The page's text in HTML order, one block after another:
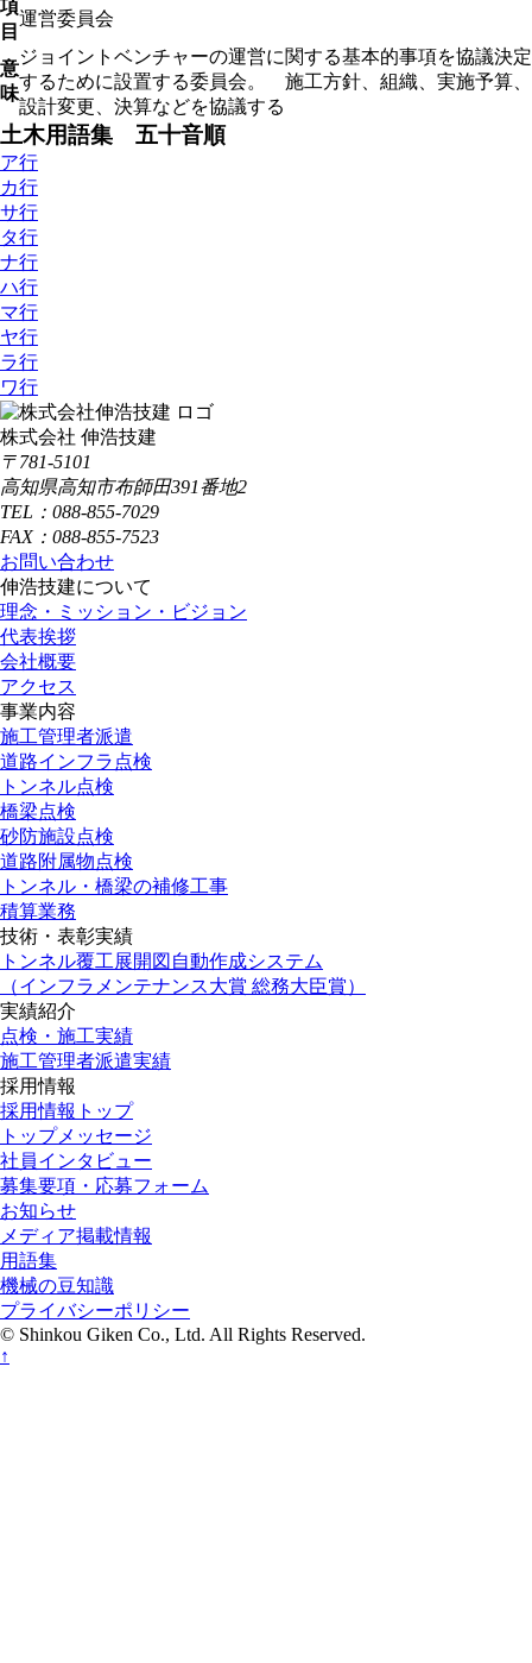
項
目
運営委員会
意
味
ジョイントベンチャーの運営に関する基本的事項を協議決定
するために設置する委員会。 施工方針、組織、実施予算、
設計変更、決算などを協議する
土木用語集 五十音順
ア行
カ行
サ行
タ行
ナ行
ハ行
マ行
ヤ行
ラ行
ワ行
株式会社 伸浩技建
〒781-5101
高知県高知市布師田391番地2
TEL：088-855-7029
FAX：088-855-7523
お問い合わせ
伸浩技建について
理念・ミッション・ビジョン
代表挨拶
会社概要
アクセス
事業内容
施工管理者派遣
道路インフラ点検
トンネル点検
橋梁点検
砂防施設点検
道路附属物点検
トンネル・橋梁の補修工事
積算業務
技術・表彰実績
トンネル覆工展開図自動作成システム
（インフラメンテナンス大賞 総務大臣賞）
実績紹介
点検・施工実績
施工管理者派遣実績
採用情報
採用情報トップ
トップメッセージ
社員インタビュー
募集要項・応募フォーム
お知らせ
メディア掲載情報
用語集
機械の豆知識
プライバシーポリシー
© Shinkou Giken Co., Ltd. All Rights Reserved.
↑